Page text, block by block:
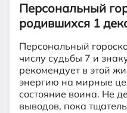
Персональный
родившихся 1
Персональный
числу судьбы 7 и
рекомендует в этой
энергию на мирные
состояние воина. Не
выводов, пока